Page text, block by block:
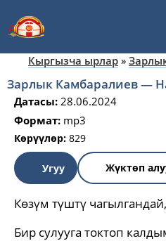
Кыргызча ырлар »
Зарлык Камбаралиев —
Датасы: 28.06.2024
Формат: mp3
Көрүүлөр: 829
Угуу Жүктөп
Көзүм түштү
Бир сулууга токтоп